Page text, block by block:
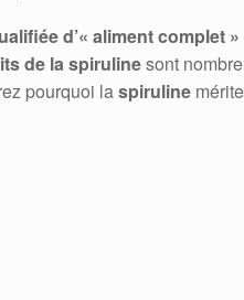
d’« aliment complet
de la spirulinesont
pourquoi laspiruline